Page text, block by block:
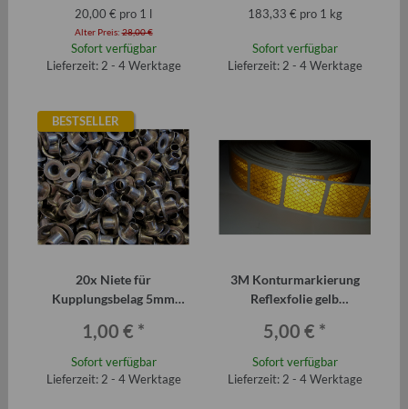
20,00 € pro 1 l
Alter Preis:28,00 €
Sofort verfügbar
Lieferzeit: 2 - 4 Werktage
183,33 € pro 1 kg
Sofort verfügbar
Lieferzeit: 2 - 4 Werktage
BESTSELLER
20x Niete für
Kupplungsbelag 5mm
usw.
1,00 € *
Sofort verfügbar
Lieferzeit: 2 - 4 Werktage
3M Konturmarkierung
Reflexfolie gelb
5,00 € *
Sofort verfügbar
Lieferzeit: 2 - 4 Werktage